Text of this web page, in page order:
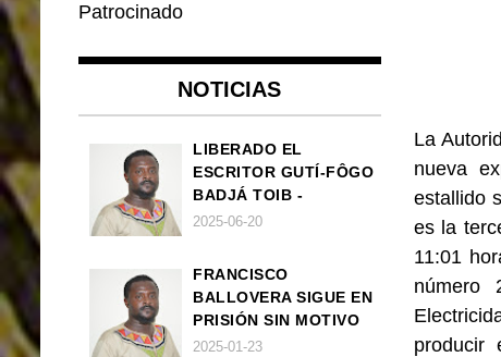
La
nueva
estallido
es la
11:01
número
producir
Patrocinado
NOTICIAS
LIBERADO EL
ESCRITOR GUTÍ-FÔGO
BADJÁ TOIB -
FRANCISCO
2025-06-20
FRANCISCO
BALLOVERA SIGUE EN
PRISIÓN SIN MOTIVO
ALGUNO
2025-01-23